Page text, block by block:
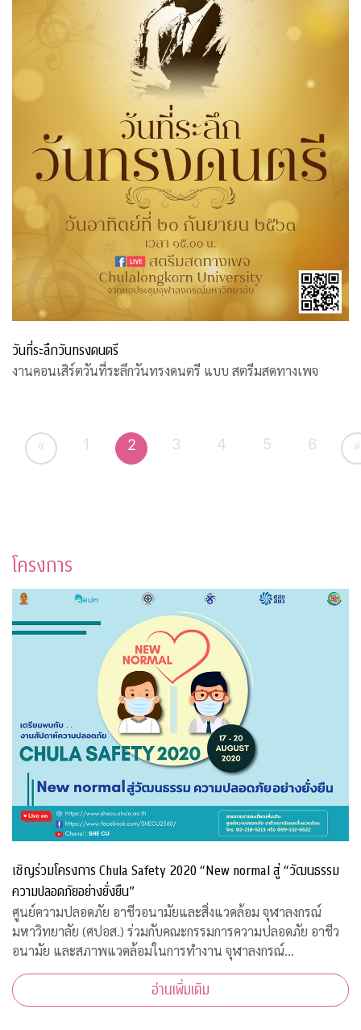
วันที่ระลึกวันทรงดนตรี
งานคอนเสิร์ตวันที่ระลึกวันทรงดนตรี แบบ สตรีมสดทางเพจ
« 1 2 3 4 5 6 »
โครงการ
เชิญร่วมโครงการ Chula Safety 2020 “New normal สู่ “วัฒนธรรม
ความปลอดภัยอย่างยั่งยืน”
ศูนย์ความปลอดภัย อาชีวอนามัยและสิ่งแวดล้อม จุฬาลงกรณ์
มหาวิทยาลัย (ศปอส.) ร่วมกับคณะกรรมการความปลอดภัย อาชีว
อนามัย และสภาพแวดล้อมในการทำงาน จุฬาลงกรณ์
มหาวิทยาลัย และภาคีเครือข่าย จัดงาน “Chula Safety 2020
New normal สู่วัฒนธรรมความปลอดภัยอย่างยั่งยืน” ระหว
อ่านเพิ่มเติม